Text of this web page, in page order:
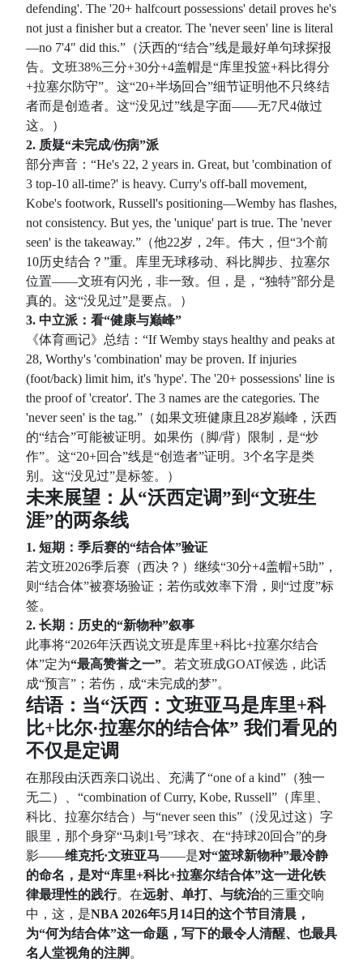
defending'. The '20+ halfcourt possessions' detail proves he's
not just a finisher but a creator. The 'never seen' line is literal
—no 7'4" did this.”（沃西的“结合”线是最好单句球探报
告。文班38%三分+30分+4盖帽是“库里投篮+科比得分
+拉塞尔防守”。这“20+半场回合”细节证明他不只终结
者而是创造者。这“没见过”线是字面——无7尺4做过
这。）
2. 质疑“未完成/伤病”派
部分声音：“He's 22, 2 years in. Great, but 'combination of
3 top-10 all-time?' is heavy. Curry's off-ball movement,
Kobe's footwork, Russell's positioning—Wemby has flashes,
not consistency. But yes, the 'unique' part is true. The 'never
seen' is the takeaway.”（他22岁，2年。伟大，但“3个前
10历史结合？”重。库里无球移动、科比脚步、拉塞尔
位置——文班有闪光，非一致。但，是，“独特”部分是
真的。这“没见过”是要点。）
3. 中立派：看“健康与巅峰”
《体育画记》总结：“If Wemby stays healthy and peaks at
28, Worthy's 'combination' may be proven. If injuries
(foot/back) limit him, it's 'hype'. The '20+ possessions' line is
the proof of 'creator'. The 3 names are the categories. The
'never seen' is the tag.”（如果文班健康且28岁巅峰，沃西
的“结合”可能被证明。如果伤（脚/背）限制，是“炒
作”。这“20+回合”线是“创造者”证明。3个名字是类
别。这“没见过”是标签。）
未来展望：从“沃西定调”到“文班生
涯”的两条线
1. 短期：季后赛的“结合体”验证
若文班2026季后赛（西决？）继续“30分+4盖帽+5助”，
则“结合体”被赛场验证；若伤或效率下滑，则“过度”标
签。
2. 长期：历史的“新物种”叙事
此事将“2026年沃西说文班是库里+科比+拉塞尔结合
体”定为“最高赞誉之一”。若文班成GOAT候选，此话
成“预言”；若伤，成“未完成的梦”。
结语：当“沃西：文班亚马是库里+科
比+比尔·拉塞尔的结合体” 我们看见的
不仅是定调
在那段由沃西亲口说出、充满了“one of a kind”（独一
无二）、“combination of Curry, Kobe, Russell”（库里、
科比、拉塞尔结合）与“never seen this”（没见过这）字
眼里，那个身穿“马刺1号”球衣、在“持球20回合”的身
影——维克托·文班亚马——是对“篮球新物种”最冷静
的命名，是对“库里+科比+拉塞尔结合体”这一进化铁
律最理性的践行。在远射、单打、与统治的三重交响
中，这，是NBA 2026年5月14日的这个节目清晨，
为“何为结合体”这一命题，写下的最令人清醒、也最具
名人堂视角的注脚。